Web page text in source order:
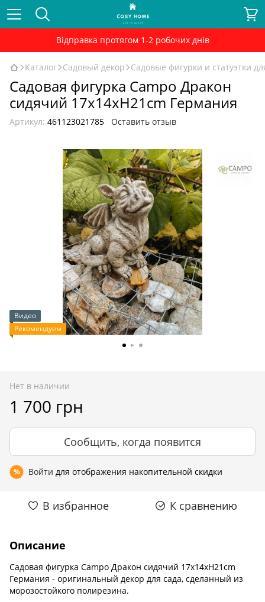
Відправка протягом 1-2 робочих днів
Каталог Садовый декор Садовые фигурки и статуэтки
Садовая фигурка Campo Дракон
сидячий 17x14xH21cm Германия
Артикул: 461123021785 Оставить отзыв
Видео
Рекомендуем
Нет в наличии
1 700 грн
Сообщить, когда появится
% Войти для отображения накопительной скидки
В избранное К сравнению
Описание
Садовая фигурка Campo Дракон сидячий 17x14xH21cm
Германия - оригинальный декор для сада, сделанный из
морозостойкого полирезина.